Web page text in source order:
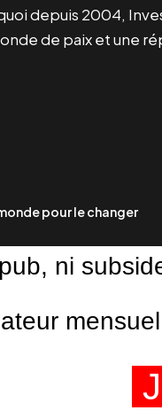
depuis 2004,
de paix et une
pour le changer
ni